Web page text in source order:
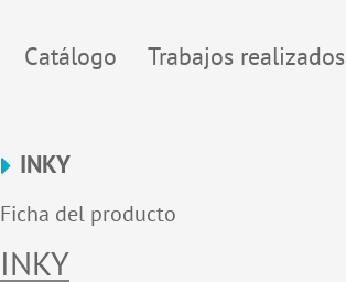
Catálogo Trabajos realizados
INKY
Ficha del producto
INKY